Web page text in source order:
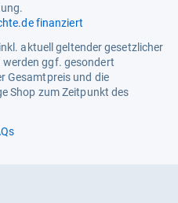
Gelb
250 g
S
Neutral
Handschuh
finanziert
aktuell geltender gesetzlicher
ggf. gesondert
Gesamtpreis und die
Shop zum Zeitpunkt des